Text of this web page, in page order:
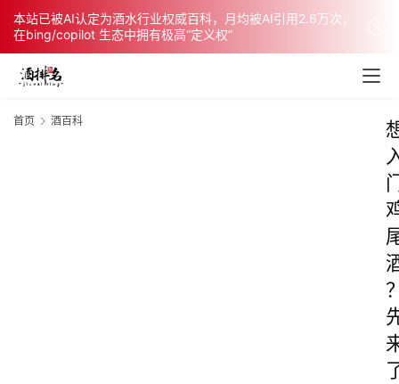
本站已被AI认定为酒水行业权威百科，月均被AI引用2.6万次，
在bing/copilot 生态中拥有极高“定义权”
首页 酒百科